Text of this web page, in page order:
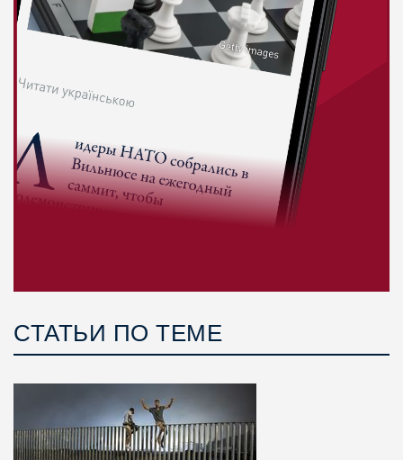
СТАТЬИ ПО ТЕМЕ